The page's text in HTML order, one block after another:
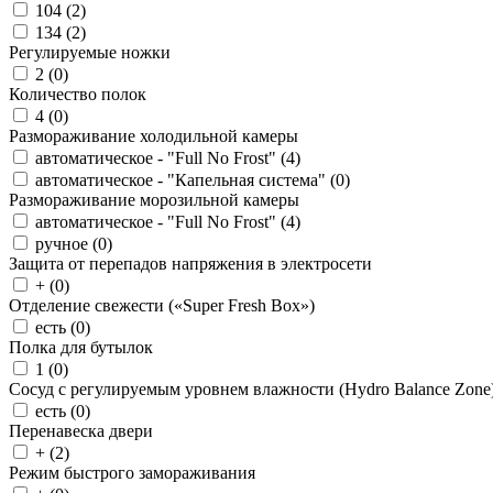
104 (2)
134 (2)
Регулируемые ножки
2 (0)
Количество полок
4 (0)
Размораживание холодильной камеры
автоматическое - "Full No Frost" (4)
автоматическое - "Капельная система" (0)
Размораживание морозильной камеры
автоматическое - "Full No Frost" (4)
ручное (0)
Защита от перепадов напряжения в электросети
+ (0)
Отделение свежести («Super Fresh Box»)
есть (0)
Полка для бутылок
1 (0)
Сосуд с регулируемым уровнем влажности (Hydro Balance
есть (0)
Перенавеска двери
+ (2)
Режим быстрого замораживания